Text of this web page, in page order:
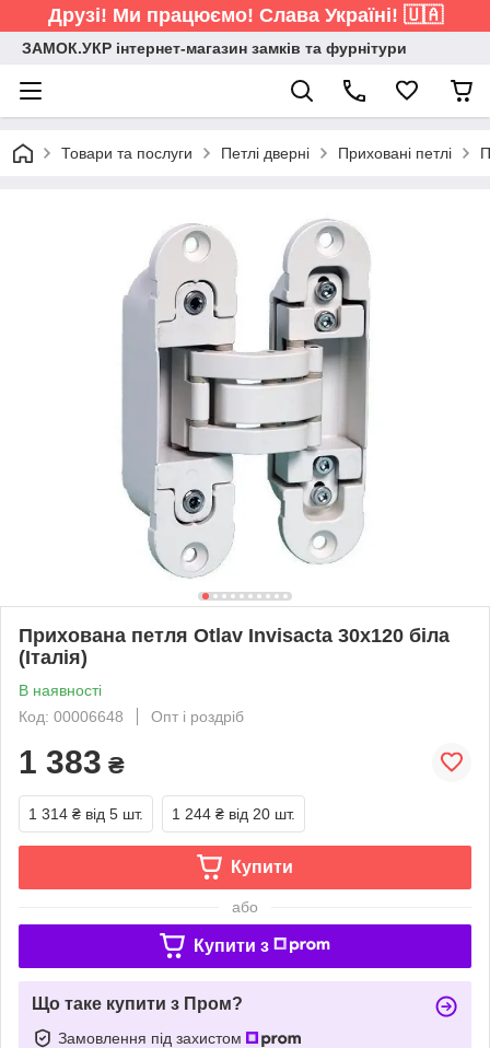
Друзі! Ми працюємо! Слава Україні! 🇺🇦
ЗАМОК.УКР інтернет-магазин замків та фурнітури
Товари та послуги Петлі дверні Приховані петлі
Прихована петля Otlav Invisacta 30х120 біла
(Італія)
В наявності
Код: 00006648
Опт і роздріб
1 383 ₴
1 314 ₴ від 5 шт. 1 244 ₴ від 20 шт.
Купити
або
Купити з
Що таке купити з Пром?
Замовлення під захистом